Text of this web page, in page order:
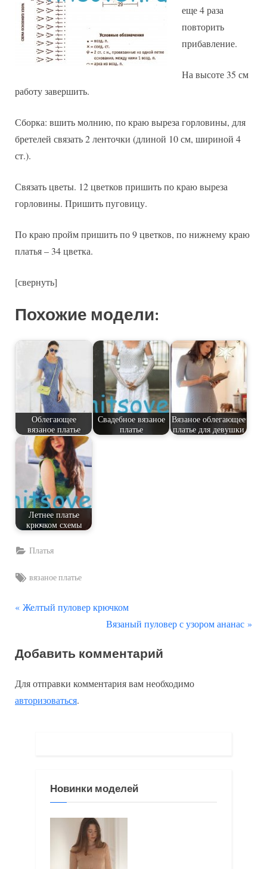
еще 4 раза
повторить
прибавление.
На высоте 35 см
работу завершить.
Сборка: вшить молнию, по краю выреза горловины, для
бретелей связать 2 ленточки (длиной 10 см, шириной 4
ст.).
Связать цветы. 12 цветков пришить по краю выреза
горловины. Пришить пуговицу.
По краю пройм пришить по 9 цветков, по нижнему краю
платья – 34 цветка.
[свернуть]
Похожие модели:
Облегающее
вязаное платье
Свадебное вязаное
платье
Вязаное облегающее
платье для девушки
Летнее платье
крючком схемы
Платья
Tags:
вязаное платье
Навигация
записям
П
д
д
у
Желтый пуловер крючком
С
е
у
а
с
ь
Вязаный пуловер с узором ананас
Добавить комментарий
Для отправки комментария вам необходимо
авторизоваться.
Новинки моделей